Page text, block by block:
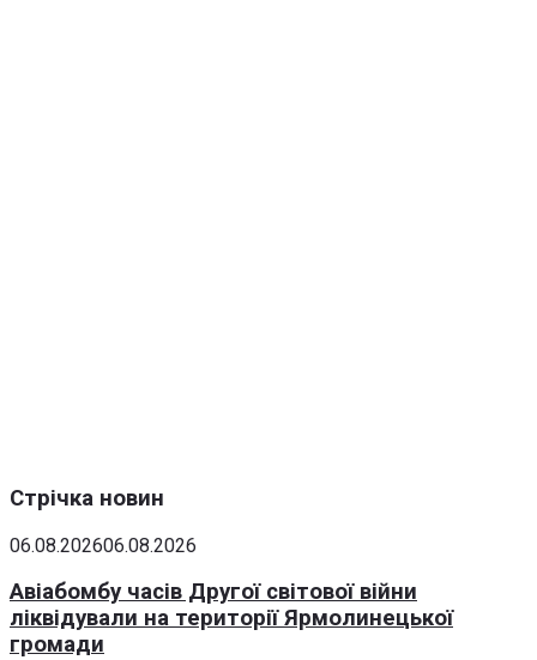
Стрічка новин
06.08.202606.08.2026
Авіабомбу часів Другої світової війни
ліквідували на території Ярмолинецької
громади